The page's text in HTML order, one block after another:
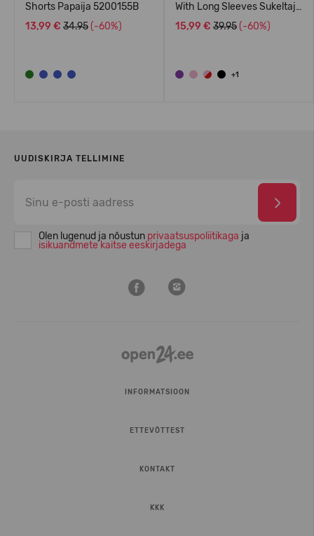
Shorts Papaija 5200155B
13,99 € 34.95 (-60%)
With Long Sleeves Sukeltaja
5200140A
15,99 € 39.95 (-60%)
+1
UUDISKIRJA TELLIMINE
Olen lugenud ja nõustun privaatsuspoliitikaga ja
isikuandmete kaitse eeskirjadega
INFORMATSIOON
ETTEVÕTTEST
KONTAKT
KKK